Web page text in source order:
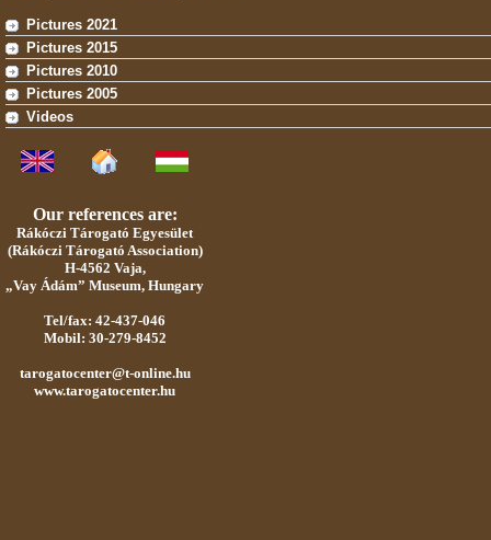
Pictures 2021
Pictures 2015
Pictures 2010
Pictures 2005
Videos
Our references are:
Rákóczi Tárogató Egyesület
(Rákóczi Tárogató Association)
H-4562 Vaja,
„Vay Ádám” Museum, Hungary
Tel/fax: 42-437-046
Mobil: 30-279-8452
tarogatocenter@t-online.hu
www.tarogatocenter.hu